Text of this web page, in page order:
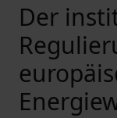
Der